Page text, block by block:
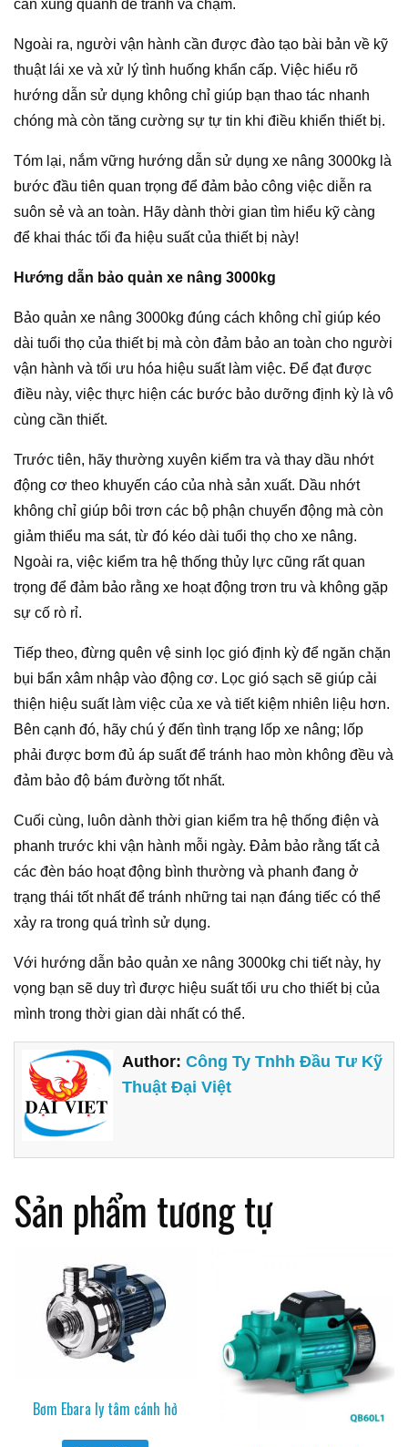
cản xung quanh để tránh va chạm.
Ngoài ra, người vận hành cần được đào tạo bài bản về kỹ
thuật lái xe và xử lý tình huống khẩn cấp. Việc hiểu rõ
hướng dẫn sử dụng không chỉ giúp bạn thao tác nhanh
chóng mà còn tăng cường sự tự tin khi điều khiển thiết bị.
Tóm lại, nắm vững hướng dẫn sử dụng xe nâng 3000kg là
bước đầu tiên quan trọng để đảm bảo công việc diễn ra
suôn sẻ và an toàn. Hãy dành thời gian tìm hiểu kỹ càng
để khai thác tối đa hiệu suất của thiết bị này!
Hướng dẫn bảo quản xe nâng 3000kg
Bảo quản xe nâng 3000kg đúng cách không chỉ giúp kéo
dài tuổi thọ của thiết bị mà còn đảm bảo an toàn cho người
vận hành và tối ưu hóa hiệu suất làm việc. Để đạt được
điều này, việc thực hiện các bước bảo dưỡng định kỳ là vô
cùng cần thiết.
Trước tiên, hãy thường xuyên kiểm tra và thay dầu nhớt
động cơ theo khuyến cáo của nhà sản xuất. Dầu nhớt
không chỉ giúp bôi trơn các bộ phận chuyển động mà còn
giảm thiểu ma sát, từ đó kéo dài tuổi thọ cho xe nâng.
Ngoài ra, việc kiểm tra hệ thống thủy lực cũng rất quan
trọng để đảm bảo rằng xe hoạt động trơn tru và không gặp
sự cố rò rỉ.
Tiếp theo, đừng quên vệ sinh lọc gió định kỳ để ngăn chặn
bụi bẩn xâm nhập vào động cơ. Lọc gió sạch sẽ giúp cải
thiện hiệu suất làm việc của xe và tiết kiệm nhiên liệu hơn.
Bên cạnh đó, hãy chú ý đến tình trạng lốp xe nâng; lốp
phải được bơm đủ áp suất để tránh hao mòn không đều và
đảm bảo độ bám đường tốt nhất.
Cuối cùng, luôn dành thời gian kiểm tra hệ thống điện và
phanh trước khi vận hành mỗi ngày. Đảm bảo rằng tất cả
các đèn báo hoạt động bình thường và phanh đang ở
trạng thái tốt nhất để tránh những tai nạn đáng tiếc có thể
xảy ra trong quá trình sử dụng.
Với hướng dẫn bảo quản xe nâng 3000kg chi tiết này, hy
vọng bạn sẽ duy trì được hiệu suất tối ưu cho thiết bị của
mình trong thời gian dài nhất có thể.
Author:Công Ty Tnhh Đầu Tư Kỹ
Thuật Đại Việt
Sản phẩm tương tự
Bơm Ebara ly tâm cánh hở